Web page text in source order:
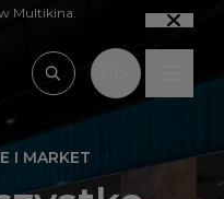
Multikina.
Wpisz, czego
I MARKET